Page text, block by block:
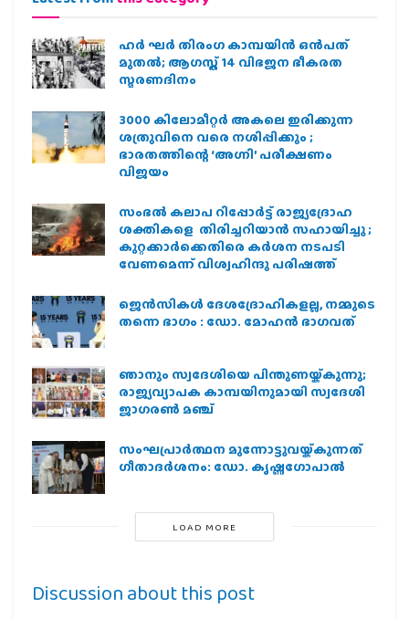
ഹര്‍ ഘര്‍ തിരംഗ കാമ്പയിന്‍ ഒന്‍പത്
മുതല്‍; ആഗസ്ത് 14 വിഭജന ഭീകരത
സ്മരണദിനം
3000 കിലോമീറ്റർ അകലെ ഇരിക്കുന്ന
ശത്രുവിനെ വരെ നശിപ്പിക്കും ;
ഭാരതത്തിന്റെ ‘അഗ്നി’ പരീക്ഷണം
വിജയം
സംഭൽ കലാപ റിപ്പോർട്ട് രാജ്യദ്രോഹ
ശക്തികളെ തിരിച്ചറിയാൻ സഹായിച്ചു ;
കുറ്റക്കാർക്കെതിരെ കർശന നടപടി
വേണമെന്ന് വിശ്വഹിന്ദു പരിഷത്ത്
ജെന്‍സികള്‍ ദേശദ്രോഹികളല്ല, നമ്മുടെ
തന്നെ ഭാഗം : ഡോ. മോഹന്‍ ഭാഗവത്
ഞാനും സ്വദേശിയെ പിന്തുണയ്ക്കുന്നു;
രാജ്യവ്യാപക കാമ്പയിനുമായി സ്വദേശി
ജാഗരണ്‍ മഞ്ച്
സംഘപ്രാര്‍ത്ഥന മുന്നോട്ടുവയ്ക്കുന്നത്
ഗീതാദര്‍ശനം: ഡോ. കൃഷ്ണഗോപാല്‍
LOAD MORE
Discussion about this post